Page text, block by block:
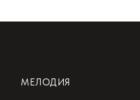
МЕЛОДИЯ